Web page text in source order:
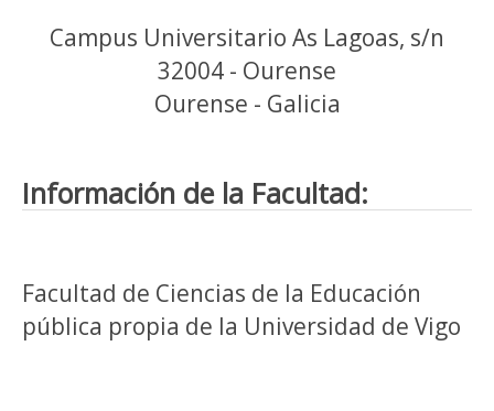
Campus Universitario As Lagoas, s/n
32004 - Ourense
Ourense - Galicia
Información de la Facultad:
Facultad de Ciencias de la Educación
pública propia de la Universidad de Vigo